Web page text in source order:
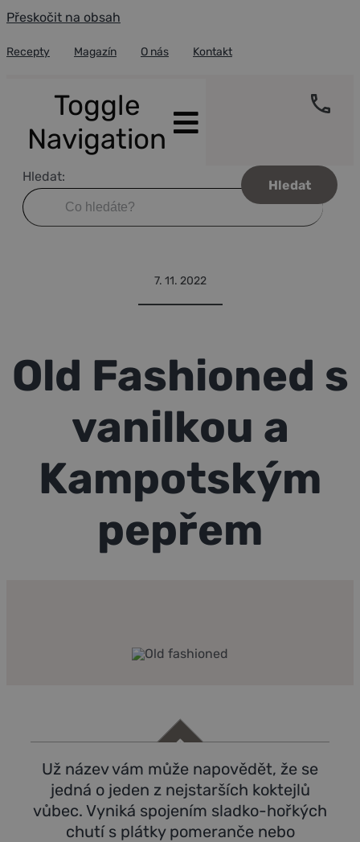
Přeskočit na obsah
Recepty Magazín O nás Kontakt
Toggle
Navigation
Úvod
Recepty
Kontakt
Hledat:
7. 11. 2022
Old Fashioned s
vanilkou a
Kampotským
pepřem
Už název vám může napovědět, že se
jedná o jeden z nejstarších koktejlů
vůbec. Vyniká spojením sladko-hořkých
chutí s plátky pomeranče nebo